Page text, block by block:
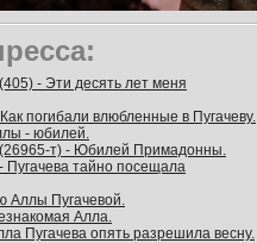
- Эти десять лет меня
погибали влюбленные в Пугачеву.
- юбилей.
т) - Юбилей Примадонны.
Пугачева тайно посещала
Пугачевой.
Алла.
Пугачева опять разрешила весну.